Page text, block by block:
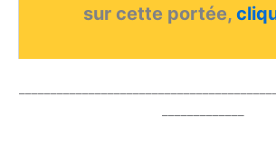
sur cette portée,